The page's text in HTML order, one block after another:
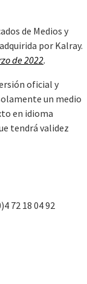
de Medios y
por Kalray.
de2022.
oficial y
un medio
en idioma
tendrá validez
72 18 04 92